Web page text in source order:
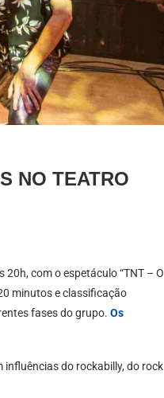
NO TEATRO
com o espetáculo “TNT – O
minutos e classificação
fases do grupo. Os
influências do rockabilly, do rock